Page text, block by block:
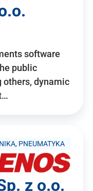
software
public
others, dynamic
PNEUMATYKA
z o.o.